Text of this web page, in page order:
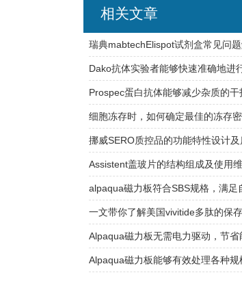
相关文章
瑞典mabtechElispot试剂盒常见问
Dako抗体实验者能够快速准确地进
细胞冻存时，如何确定最佳的冻存
Assistent盖玻片的结构组成及使用
一文带你了解美国vivitide多肽的保
Alpaqua磁力板无需电力驱动，节省